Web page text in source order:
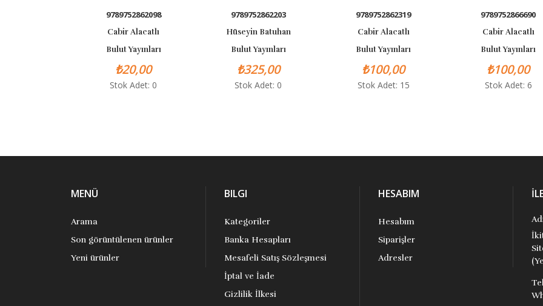
9789752862098
Cabir Alacatlı
Bulut Yayınları
₺20,00
Stok Adet: 0
9789752862203
Hüseyin Batuhan
Bulut Yayınları
₺325,00
Stok Adet: 0
9789752862319
Cabir Alacatlı
Bulut Yayınları
₺100,00
Stok Adet: 15
9789752866690
Cabir Alacatlı
Bulut Yayınları
₺100,00
Stok Adet: 6
MENÜ
Arama
Son görüntülenen ürünler
Yeni ürünler
BILGI
Kategoriler
Banka Hesapları
Mesafeli Satış Sözleşmesi
İptal ve İade
Gizlilik İlkesi
HESABIM
Hesabım
Siparişler
Adresler